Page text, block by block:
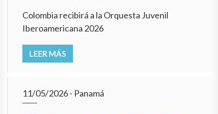
Colombia recibirá a la Orquesta Juvenil
Iberoamericana 2026
LEER MÁS
11/05/2026- Panamá